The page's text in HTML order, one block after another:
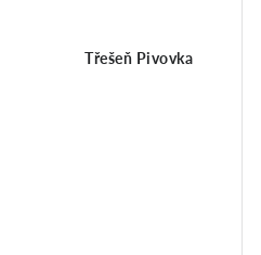
Třešeň Pivovka